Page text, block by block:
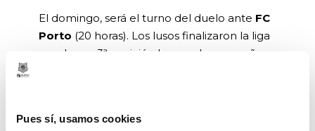
Pues sí, usamos cookies
El domingo, será el turno del duelo ante FC
Porto (20 horas). Los lusos finalizaron la liga
regular en 3ª posición la pasada campaña,
En su plantilla, destaca la incorporación del